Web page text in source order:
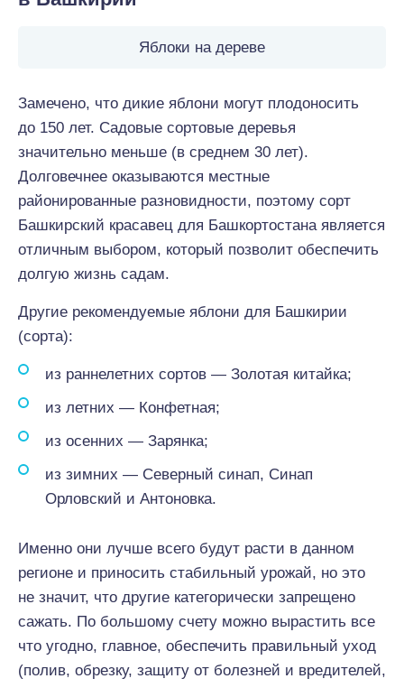
Яблоки на дереве
Замечено, что дикие яблони могут плодоносить
до 150 лет. Садовые сортовые деревья
значительно меньше (в среднем 30 лет).
Долговечнее оказываются местные
районированные разновидности, поэтому сорт
Башкирский красавец для Башкортостана является
отличным выбором, который позволит обеспечить
долгую жизнь садам.
Другие рекомендуемые яблони для Башкирии
(сорта):
из раннелетних сортов — Золотая китайка;
из летних — Конфетная;
из осенних — Зарянка;
из зимних — Северный синап, Синап
Орловский и Антоновка.
Именно они лучше всего будут расти в данном
регионе и приносить стабильный урожай, но это
не значит, что другие категорически запрещено
сажать. По большому счету можно вырастить все
что угодно, главное, обеспечить правильный уход
(полив, обрезку, защиту от болезней и вредителей,